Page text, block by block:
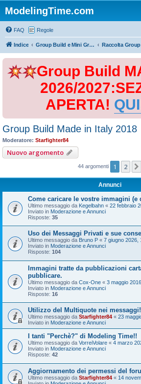
ModelingTime.com
FAQ Regole
Indice Group Build e Mini Group Build
Group Build
2026/
APERTA!
Group Build Made in Italy 2018
Moderatore: Starfighter84
Nuovo argomento
44 argomenti 1 2
Annunci
Come caricare le vostre immagini (e
Ultimo messaggio da Kegelbahn « 22 febbraio
Inviato in Moderazione e Annunci
Risposte: 35
Uso dei Messaggi Privati e sue
Ultimo messaggio da Bruno P « 7 giugno 2026,
Inviato in Moderazione e Annunci
Risposte: 104
Immagini tratte da pubblicazioni
pubblicare.
Ultimo messaggio da Cox-One « 3 maggio
Inviato in Moderazione e Annunci
Risposte: 16
Utilizzo del Multiquote nei messaggi!
Ultimo messaggio da Starfighter84 « 23
Inviato in Moderazione e Annunci
I tanti "Perchè?" di Modeling Time!!
Ultimo messaggio da VorreiVolare « 4 marzo
Inviato in Moderazione e Annunci
Risposte: 42
Aggiornamento dei permessi del
Ultimo messaggio da Starfighter84 « 14